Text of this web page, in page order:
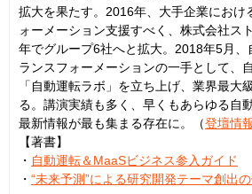
拡大を果たす。2016年、大手企業におけ
ォーメーション支援すべく、株式会社ス
年でグループ6社へと拡大。2018年5月、
ランスフォーメーションの一手として、
「自動運転ラボ」を立ち上げ、業界最大
る。講演実績も多く、早くもあらゆる自
最新情報が最も集まる存在に。（登壇情
【著書】
・ 自動運転＆MaaSビジネス参入ガイド
・ “未来予測”による研究開発テーマ創出の